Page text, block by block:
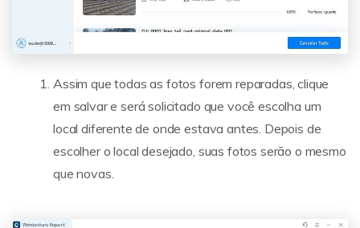
Assim que todas as fotos forem reparadas, clique
em salvar e será solicitado que você escolha um
local diferente de onde estava antes. Depois de
escolher o local desejado, suas fotos serão o mesmo
que novas.